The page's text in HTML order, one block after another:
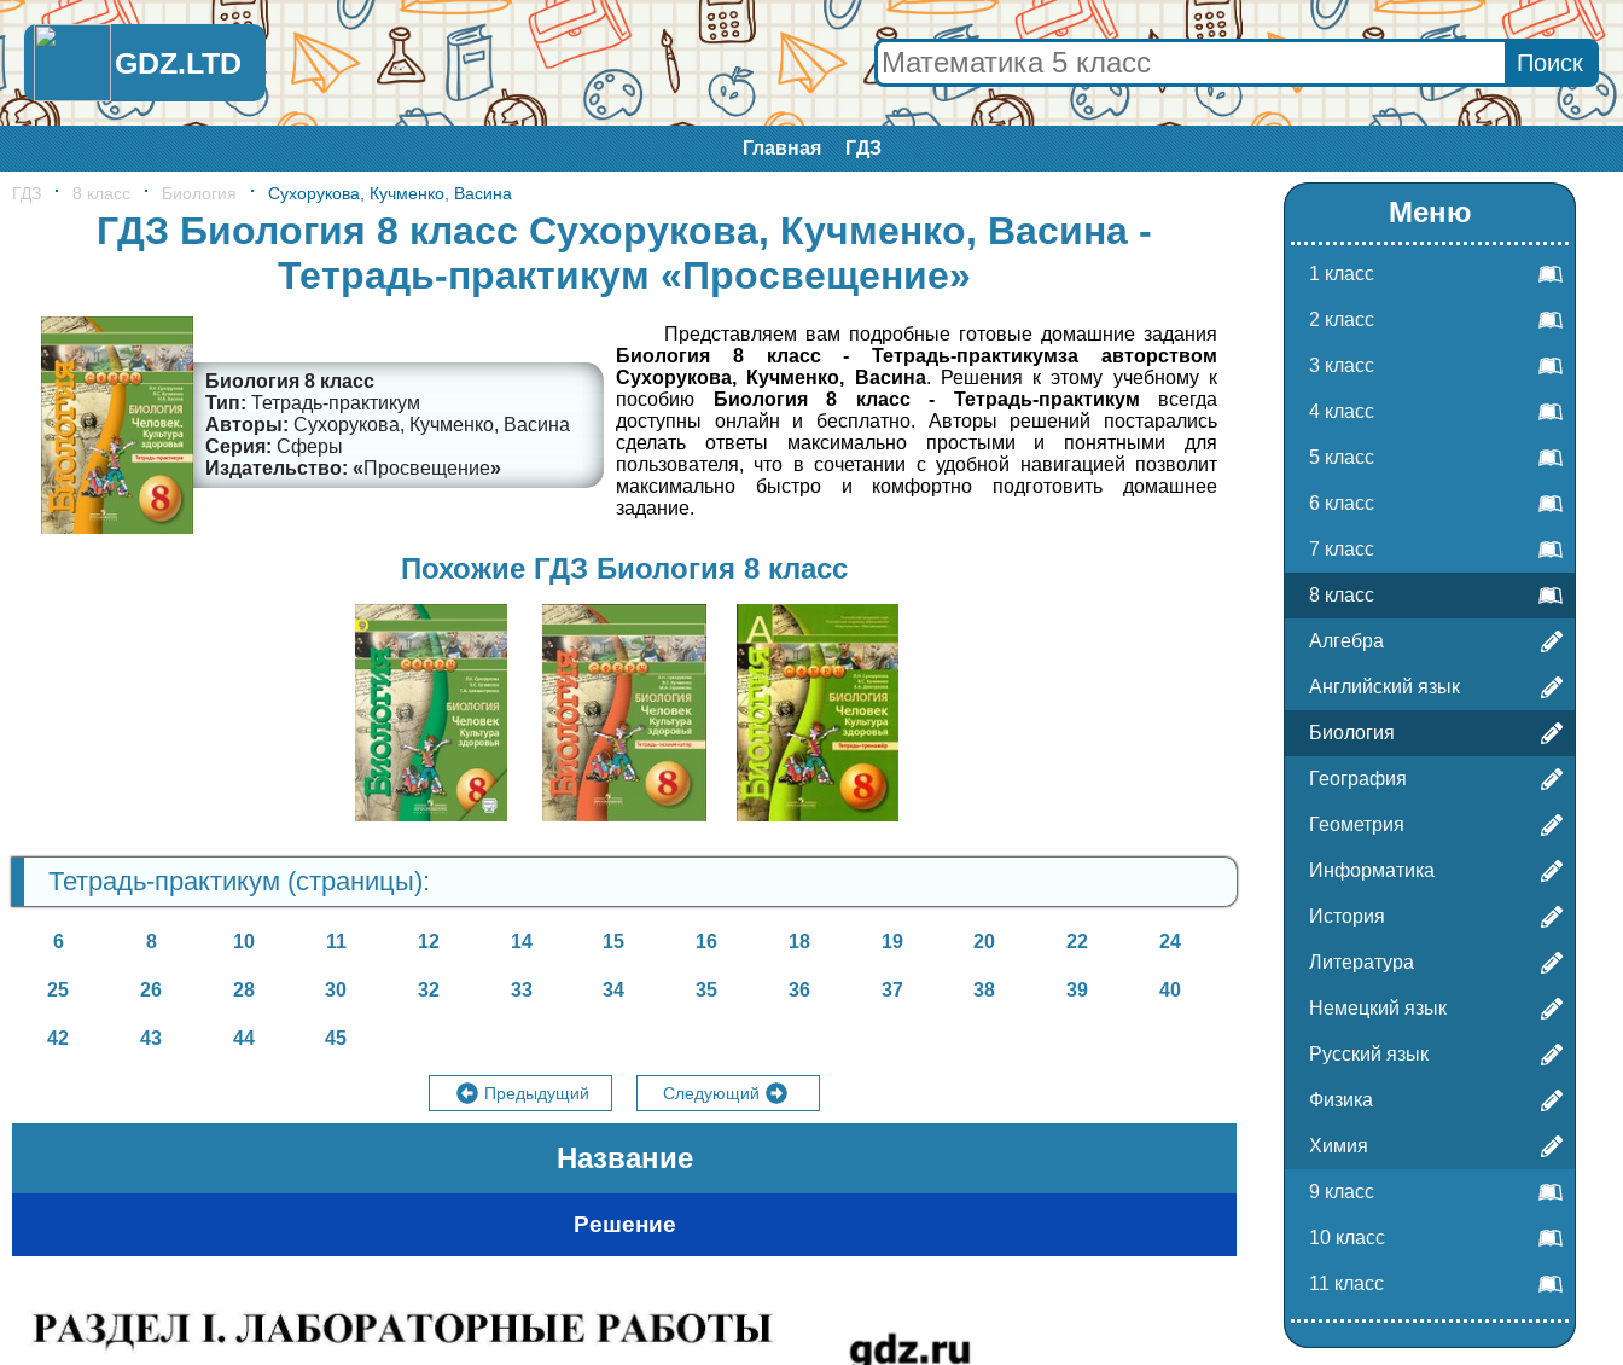
GDZ.LTD
Главная ГДЗ
ГДЗ 8 класс Биология Сухорукова, Кучменко, Васина
ГДЗ Биология 8 класс Сухорукова, Кучменко, Васина -
Тетрадь-практикум «Просвещение»
Биология 8 класс
Тетрадь-практикум
Сухорукова, Кучменко, Васина
Сферы
Просвещение
Представляем вам подробные готовые домашние задания
Биология 8 класc - Тетрадь-практикумза авторством
Сухорукова, Кучменко, Васина. Решения к этому учебному к
пособию
Биология 8 класc - Тетрадь-практикум всегда
доступны онлайн и бесплатно. Авторы решений постарались
сделать ответы максимально простыми и понятными для
пользователя, что в сочетании с удобной навигацией позволит
максимально быстро и комфортно подготовить домашнее
задание.
Похожие ГДЗ Биология 8 класс
Биология
8 класс
Биология
8 класс
Биология
8 класс
Тетрадь-практикум (страницы):
6 8 10 11 12 14 15 16 18 19 20 22 24
25 26 28 30 32 33 34 35 36 37 38 39 40
42 43 44 45
Предыдущий Следующий
Название
Решение
Меню
1 класс
2 класс
3 класс
4 класс
5 класс
6 класс
7 класс
8 класс
Алгебра
Английский язык
Биология
География
Геометрия
Информатика
История
Литература
Немецкий язык
Русский язык
Физика
Химия
9 класс
10 класс
11 класс